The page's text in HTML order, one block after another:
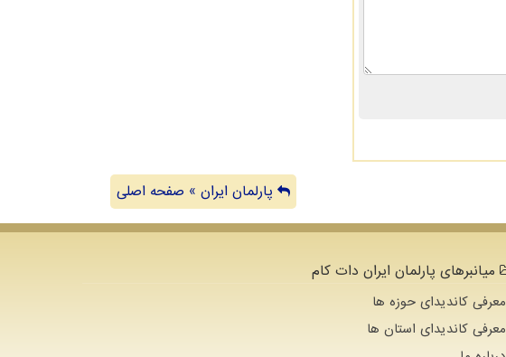
پارلمان ایران » صفحه اصلی
میانبرهای پارلمان ایران دات کام
معرفی کاندیدای حوزه ها
معرفی کاندیدای استان ها